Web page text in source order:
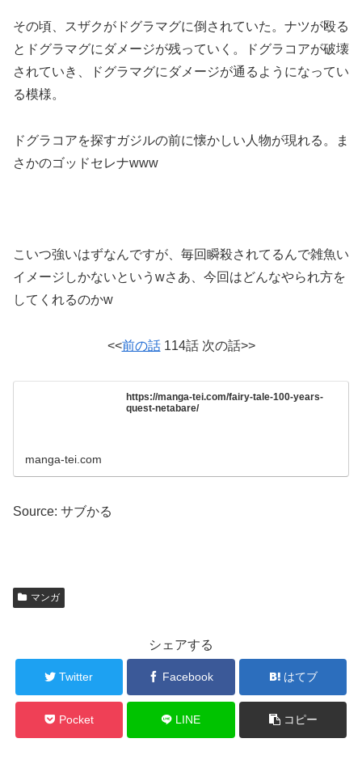
その頃、スザクがドグラマグに倒されていた。ナツが殴る
とドグラマグにダメージが残っていく。ドグラコアが破壊
されていき、ドグラマグにダメージが通るようになってい
る模様。
ドグラコアを探すガジルの前に懐かしい人物が現れる。ま
さかのゴッドセレナwww
こいつ強いはずなんですが、毎回瞬殺されてるんで雑魚い
イメージしかないというwさあ、今回はどんなやられ方を
してくれるのかw
<<前の話114話 次の話>>
https://manga-tei.com/fairy-tale-100-years-
quest-netabare/
manga-tei.com
Source: サブかる
マンガ
シェアする
Twitter Facebook はてブ
Pocket LINE コピー